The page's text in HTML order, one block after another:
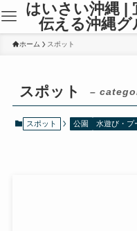
はいさい沖縄 |
伝える沖縄グ
ホーム スポット
スポット –
スポット 公園 水遊び・プ